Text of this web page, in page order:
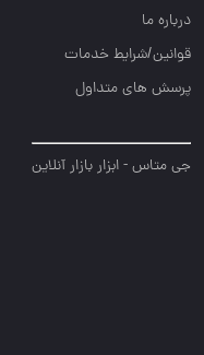
درباره ما
قوانین/شرایط خدمات
پرسش های متداول
جی متاس - ابزار بازار آنلاین